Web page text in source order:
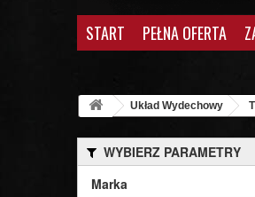
START PEŁNA OFERTA
Układ Wydechowy
WYBIERZ PARAMETRY
Marka